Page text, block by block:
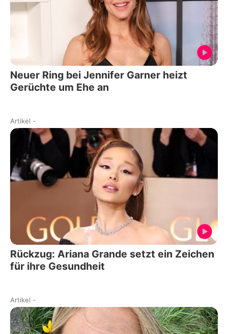
Neuer Ring bei Jennifer Garner heizt
Gerüchte um Ehe an
Artikel -
Rückzug: Ariana Grande setzt ein Zeichen
für ihre Gesundheit
Artikel -